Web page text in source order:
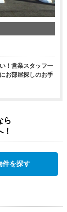
！営業スタッフ一
お部屋探しのお手
ら
件を探す